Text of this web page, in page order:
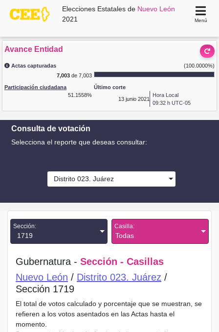
Elecciones Estatales de Nuevo León
2021
Menú
Avance Entidad
Actas capturadas
(100.0000%)
7,003de 7,003
Participación ciudadana
51.1558%
Último corte
13 junio 2021
Hora Local
09:32 h UTC-05
Consulta de votación
Selecciona el reporte que deseas consultar:
Distrito 023. Juárez
Sección:
1719
Casilla:
Todas
Gubernatura - Sección - Casillas
Nuevo León / Distrito 023. Juárez /
Sección 1719
El total de votos calculado y porcentaje que se muestran, se
refieren a los votos asentados en las Actas hasta el
momento.